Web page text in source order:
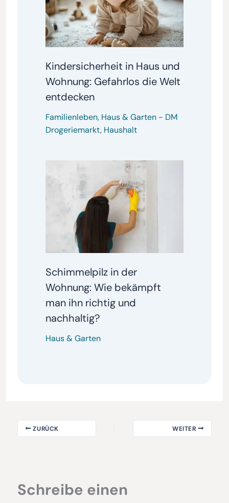
Kindersicherheit in Haus und
Wohnung: Gefahrlos die Welt
entdecken
Familienleben, Haus & Garten- DM
Drogeriemarkt, Haushalt
Schimmelpilz in der
Wohnung: Wie bekämpft
man ihn richtig und
nachhaltig?
Haus & Garten
ZURÜCK WEITER
Schreibe einen